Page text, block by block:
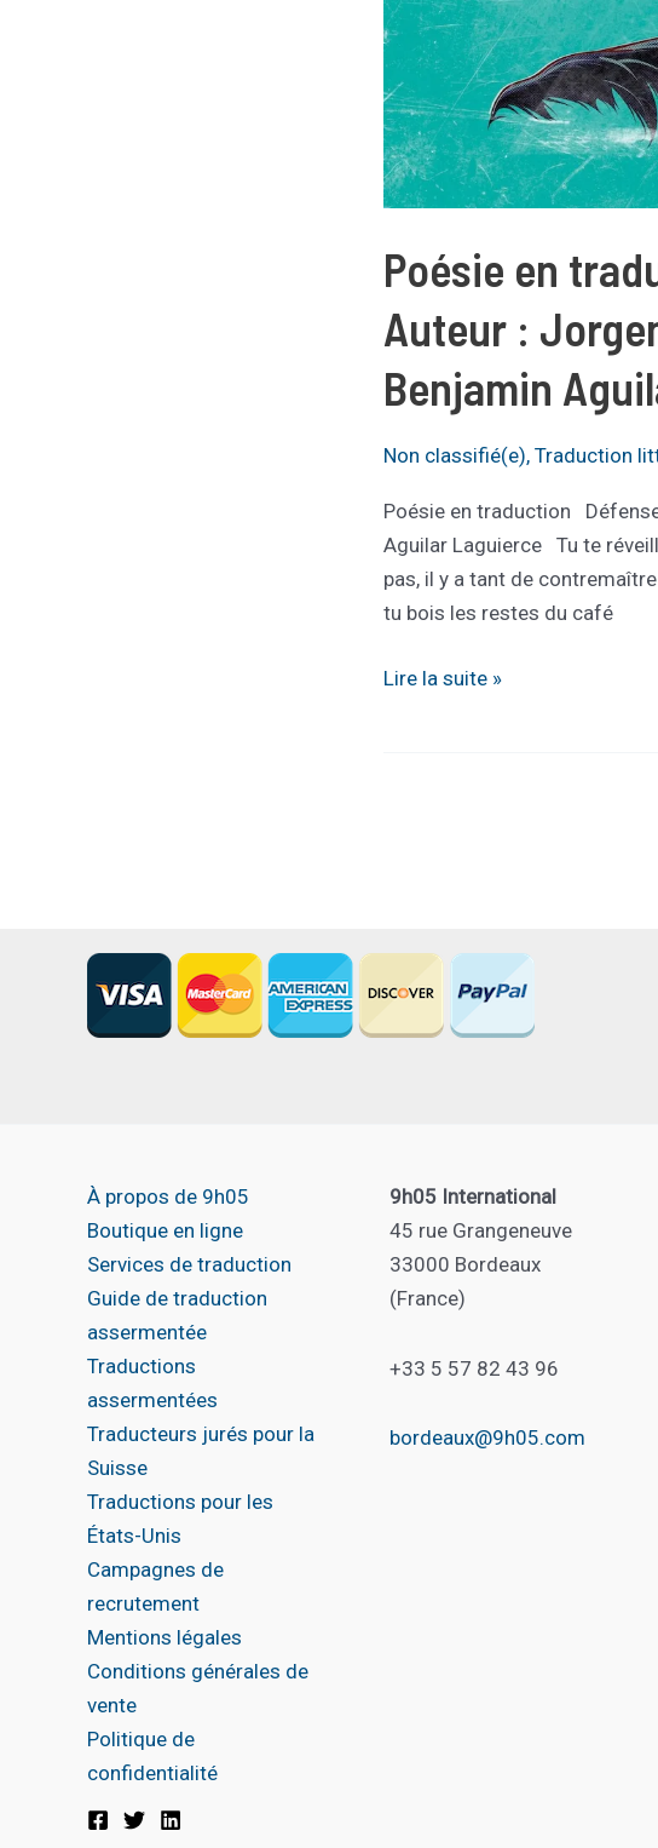
Poésie en
Auteur :
Benjamin
Non classifié(e), Traduction
Poésie en traduction
Aguilar Laguierce Tu te
pas, il y a tant de
tu bois les restes du café
Poésie
:
Jorgenrique
Aguilar
Laguierce
Lire la suite »
À propos de 9h05
Boutique en ligne
Services de traduction
Guide de traduction
assermentée
Traductions
assermentées
Traducteurs jurés pour la
Suisse
Traductions pour les
États-Unis
Campagnes de
recrutement
Mentions légales
Conditions générales de
vente
Politique de
confidentialité
9h05 International
45 rue Grangeneuve
33000 Bordeaux
(France)
+33 5 57 82 43 96
bordeaux@9h05.com